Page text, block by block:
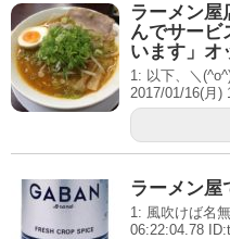
ラーメン屋
んでサービ
います」オ
1: 以下、＼
2017/01/16(月)
ラーメン屋
1: 風吹けば名
06:22:04.78